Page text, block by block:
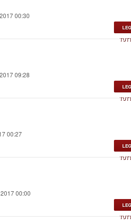
00:30
09:28
00:27
00:00